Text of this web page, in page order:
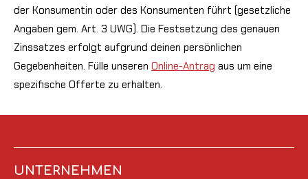
der Konsumentin oder des Konsumenten führt (gesetzliche
Angaben gem. Art. 3 UWG). Die Festsetzung des genauen
Zinssatzes erfolgt aufgrund deinen persönlichen
Gegebenheiten. Fülle unseren Online-Antrag aus um eine
spezifische Offerte zu erhalten.
UNTERNEHMEN